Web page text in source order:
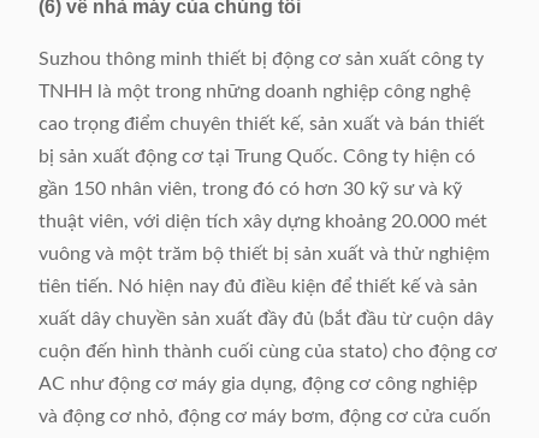
(6) về nhà máy của chúng tôi
Suzhou thông minh thiết bị động cơ sản xuất công ty
TNHH là một trong những doanh nghiệp công nghệ
cao trọng điểm chuyên thiết kế, sản xuất và bán thiết
bị sản xuất động cơ tại Trung Quốc. Công ty hiện có
gần 150 nhân viên, trong đó có hơn 30 kỹ sư và kỹ
thuật viên, với diện tích xây dựng khoảng 20.000 mét
vuông và một trăm bộ thiết bị sản xuất và thử nghiệm
tiên tiến. Nó hiện nay đủ điều kiện để thiết kế và sản
xuất dây chuyền sản xuất đầy đủ (bắt đầu từ cuộn dây
cuộn đến hình thành cuối cùng của stato) cho động cơ
AC như động cơ máy gia dụng, động cơ công nghiệp
và động cơ nhỏ, động cơ máy bơm, động cơ cửa cuốn